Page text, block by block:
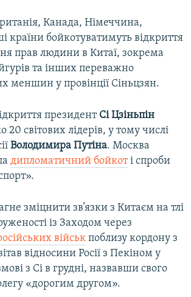
Канада, Німеччина,
країни бойкотуватимуть відкриття
прав людини в Китаї, зокрема
та інших переважно
меншин у провінції Сіньцзян.
президент Сі Цзіньпін
світових лідерів, у тому числі
Володимира Путіна. Москва
дипломатичний бойкоті спроби
зміцнити зв’язки з Китаєм на тлі
із Заходом через
військ поблизу кордону з
відносини Росії з Пекіном у
з Сі в грудні, назвавши свого
«дорогим другом».